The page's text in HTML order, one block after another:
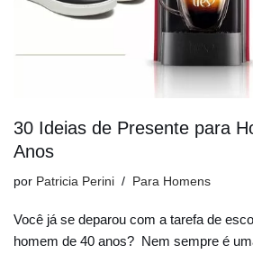
30 Ideias de Presente para
Anos
por Patricia Perini Para Homens
Você já se deparou com a tarefa de
homem de 40 anos? Nem sempre é